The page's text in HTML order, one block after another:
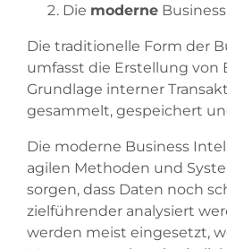
Die moderne
Die traditionelle Form der
umfasst die Erstellung von
Grundlage interner
gesammelt, gespeichert
Die moderne Business
agilen Methoden und
sorgen, dass Daten noch
zielführender analysiert
werden meist eingesetzt,